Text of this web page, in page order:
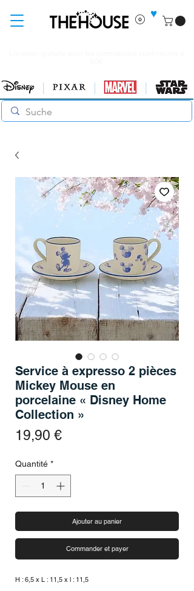
♥
Service à expresso 2 pièces
Mickey Mouse en
porcelaine « Disney Home
Collection »
19,90 €Prix
Quantité *
Ajouter au panier
Commander et payer
H : 6,5 x L : 11,5 x l : 11,5